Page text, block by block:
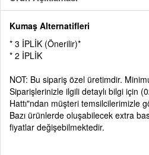
Kumaş Alternatifleri
* 3 İPLİK (Önerilir)*
* 2 İPLİK
NOT: Bu sipariş özel üretimdir.
Siparişlerinizle ilgili detaylı bilgi için
Hattı"ndan müşteri temsilcilerimizle
Bazı ürünlerde oluşabilecek extra
fiyatlar değişebilmektedir.